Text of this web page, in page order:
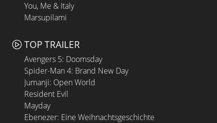
You, Me & Italy
Marsupilami
TOP TRAILER
Avengers 5: Doomsday
Spider-Man 4: Brand New Day
Jumanji: Open World
Resident Evil
Mayday
Ebenezer: Eine Weihnachtsgeschichte